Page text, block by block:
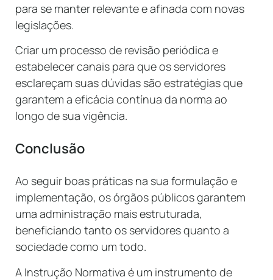
para se manter relevante e afinada com novas
legislações.
Criar um processo de revisão periódica e
estabelecer canais para que os servidores
esclareçam suas dúvidas são estratégias que
garantem a eficácia contínua da norma ao
longo de sua vigência.
Conclusão
Ao seguir boas práticas na sua formulação e
implementação, os órgãos públicos garantem
uma administração mais estruturada,
beneficiando tanto os servidores quanto a
sociedade como um todo.
A Instrução Normativa é um instrumento de